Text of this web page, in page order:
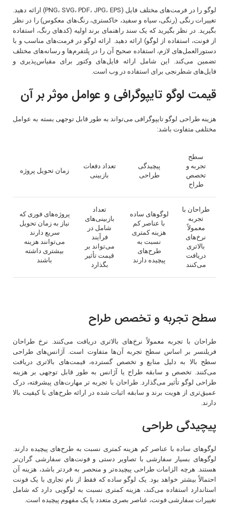
لوگو را در فرمت‌های مختلف فایل (PNG، SVG، PDF، JPG، EPS) ارائه دهید.
تغییرات رنگی (رنگی، سیاه و سفید، خاکستری، رنگ‌های معکوس) را در نظر
بگیرید. در نظر بگیرید که یک سند راهنمای برند اولیه (کدهای رنگ، استفاده
از فونت، استفاده از لوگو) ارائه دهید. ارائه لوگو در فرمت‌های مناسب و با
دستورالعمل‌های لازم، استفاده صحیح آن را در پلتفرم‌ها و رسانه‌های مختلف
تضمین می‌کند. این شامل ارائه فایل‌های وکتور برای مقیاس‌پذیری و
فایل‌های شطرنجی برای استفاده در وب است.
قیمت لوگو تایپوگرافی و عوامل موثر بر آن
هزینه طراحی لوگو تایپوگرافی می‌تواند به طور قابل توجهی بسته به عوامل
مختلفی متفاوت باشد:
سطح
تجربه و
تخصص
طراح
پیچیدگی
طراحی
تعداد دفعات
بازبینی
زمان تحویل پروژه
طراحان با
تجربه
معمولاً
نرخ‌های
بالاتری
دریافت
می‌کنند
لوگوهای ساده
با عناصر کم
هزینه کمتری
نسبت به
طرح‌های
پیچیده دارند
تعداد
بازبینی‌های
شامل در
فرآیند
می‌تواند بر
قیمت تأثیر
بگذارد
پروژه‌های فوری که
نیاز به زمان تحویل
سریع دارند
می‌توانند هزینه
بیشتری داشته
باشند
سطح تجربه و تخصص طراح
طراحان با تجربه معمولاً نرخ‌های بالاتری دریافت می‌کنند. نرخ طراحان
فریلنسر بر اساس سطح تجربه آن‌ها متفاوت است. آژانس‌های طراحی
سطح بالا به دلیل منابع و تخصص گسترده، قیمت‌های بالاتری دریافت
می‌کنند. تخصص و سابقه طراح یا آژانس به طور قابل توجهی بر هزینه
طراحی لوگو تأثیر می‌گذارد. طراحان با تجربه تر مهارت‌های پیشرفته، درک
عمیق‌تری از هویت برند و سابقه اثبات شده در ارائه طرح‌های با کیفیت بالا
دارند.
پیچیدگی طراحی
لوگوهای ساده با عناصر کم هزینه کمتری نسبت به طرح‌های پیچیده دارند.
لوگوهای بسیار سفارشی با تصاویر دستی و فونت‌های سفارشی گران‌تر
هستند. هرچه الزامات طراحی پیچیده‌تر و منحصر به فردتر باشد، هزینه آن
احتمالاً بیشتر خواهد بود. یک لوگو ساده که فقط از نام تجاری با یک فونت
استاندارد استفاده می‌کند، هزینه کمتری نسبت به لوگویی دارد که شامل
تغییرات سفارشی فونت، عناصر بصری متعدد یا یک مفهوم پیچیده است.